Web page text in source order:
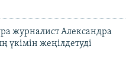
журналист Александра
үкімін жеңілдетуді